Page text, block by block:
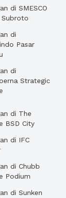
di SMESCO
di
Pasar
di
Strategic
di The
BSD City
di IFC
di Chubb
Podium
di Sunken